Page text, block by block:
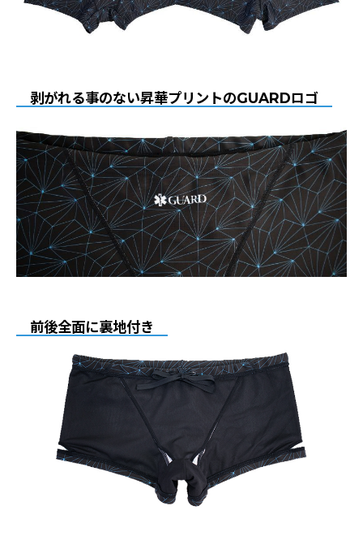
剥がれる事のない昇華プリントのGUARDロゴ
前後全面に裏地付き